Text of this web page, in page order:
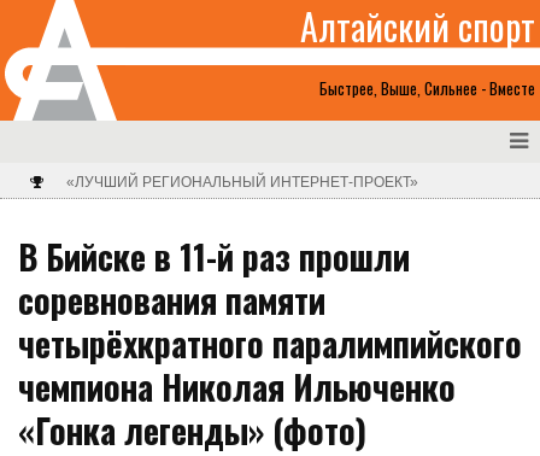
Быстрее, Выше, Сильнее - Вместе
Алтайский спорт
«ЛУЧШИЙ РЕГИОНАЛЬНЫЙ ИНТЕРНЕТ-ПРОЕКТ»
В Бийске в 11-й раз прошли
соревнования памяти
четырёхкратного паралимпийского
чемпиона Николая Ильюченко
«Гонка легенды» (фото)